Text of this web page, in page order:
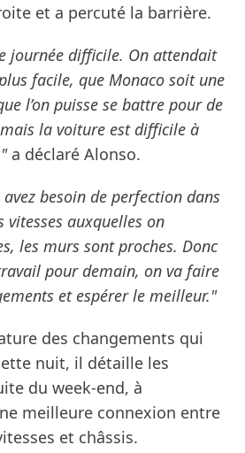
et a percuté la barrière.
journée difficile. On attendait
facile, que Monaco soit une
l’on puisse se battre pour de
la voiture est difficile à
a déclaré Alonso.
besoin de perfection dans
vitesses auxquelles on
les murs sont proches. Donc
pour demain, on va faire
et espérer le meilleur."
des changements qui
nuit, il détaille les
du week-end, à
meilleure connexion entre
et châssis.